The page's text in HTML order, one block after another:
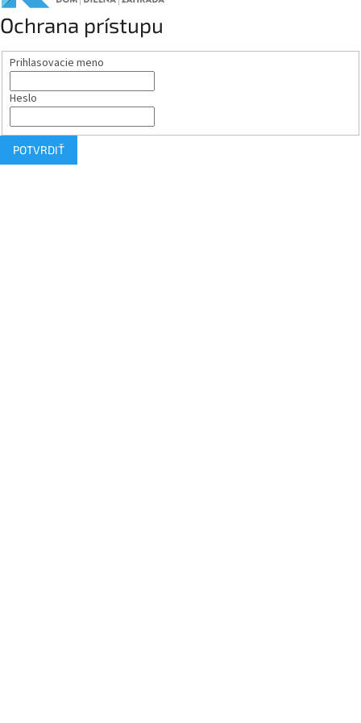
Ochrana prístupu
Prihlasovacie meno
Heslo
POTVRDIŤ